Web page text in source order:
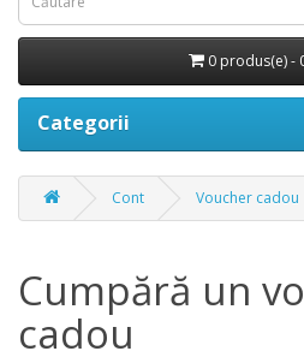
0 produs(e) -
Categorii
Cont Voucher cadou
Cumpără un
cadou